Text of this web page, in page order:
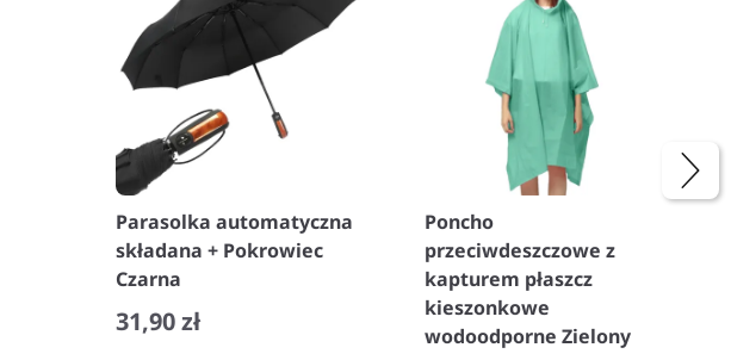
Parasolka automatyczna
składana + Pokrowiec
Czarna
31,90 zł
Poncho
przeciwdeszczowe z
kapturem płaszcz
kieszonkowe
wodoodporne Zielony